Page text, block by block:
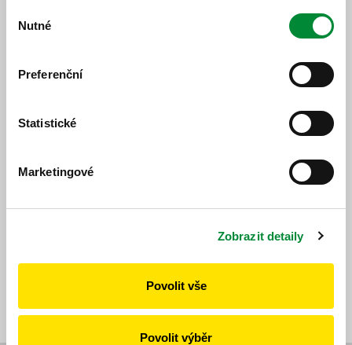
souhlasu
Nutné
Preferenční
Statistické
Marketingové
Zobrazit detaily
Povolit vše
Povolit výběr
cestující využili spojení přes Rokycany s přestupem na
Proto linku 231 doplňují spoje na lince
(Plzeň –
(Plzeň-Dýšina,N. Huť), které
s dojezdem
kvůli dojezdu dětí do ZŠ ve Stupně.
5. 9. 2024